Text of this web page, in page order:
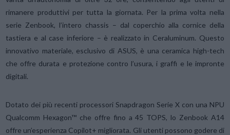
rimanere produttivi per tutta la giornata. Per la prima volta nella
serie Zenbook, l’intero chassis – dal coperchio alla cornice della
tastiera e al case inferiore – è realizzato in Ceraluminum. Questo
innovativo materiale, esclusivo di ASUS, è una ceramica high-tech
che offre durata e protezione contro l’usura, i graffi e le impronte
digitali.
Dotato dei più recenti processori Snapdragon Serie X con una NPU
Qualcomm Hexagon™ che offre fino a 45 TOPS, lo Zenbook A14
offre un’esperienza Copilot+ migliorata. Gli utenti possono godere di